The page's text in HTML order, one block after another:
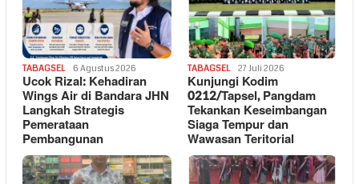
TABAGSEL 6 Agustus 2026
Ucok Rizal: Kehadiran
Wings Air di Bandara JHN
Langkah Strategis
Pemerataan
Pembangunan
TABAGSEL 27 Juli 2026
Kunjungi Kodim
0212/Tapsel, Pangdam
Tekankan Keseimbangan
Siaga Tempur dan
Wawasan Teritorial